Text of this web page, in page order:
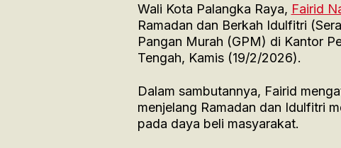
Wali Kota Palangka Raya, Fairid
Ramadan dan Berkah Idulfitri
Pangan Murah (GPM) di Kantor
Tengah, Kamis (19/2/2026).
Dalam sambutannya, Fairid
menjelang Ramadan dan Idulfitri
pada daya beli masyarakat.